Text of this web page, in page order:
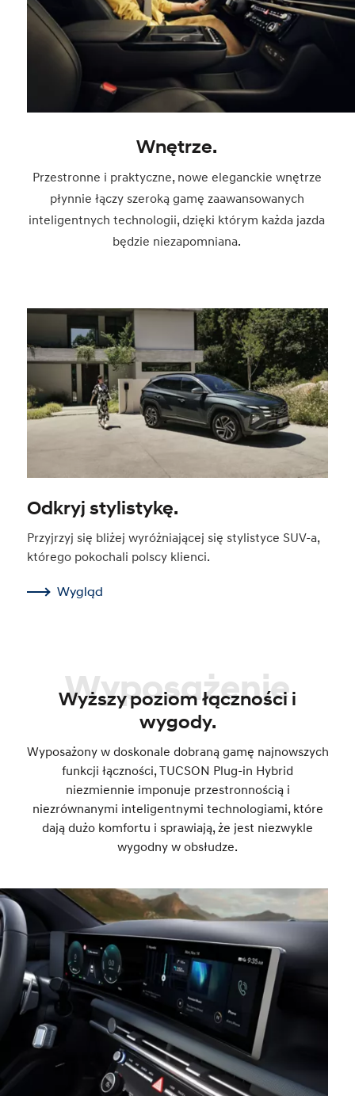
Wnętrze.
Przestronne i praktyczne, nowe eleganckie wnętrze
płynnie łączy szeroką gamę zaawansowanych
inteligentnych technologii, dzięki którym każda jazda
będzie niezapomniana.
Odkryj stylistykę.
Przyjrzyj się bliżej wyróżniającej się stylistyce SUV-a,
którego pokochali polscy klienci.
Wygląd
Wyposażenie
Wyższy poziom łączności i
wygody.
Wyposażony w doskonale dobraną gamę najnowszych
funkcji łączności, TUCSON Plug-in Hybrid
niezmiennie imponuje przestronnością i
niezrównanymi inteligentnymi technologiami, które
dają dużo komfortu i sprawiają, że jest niezwykle
wygodny w obsłudze.